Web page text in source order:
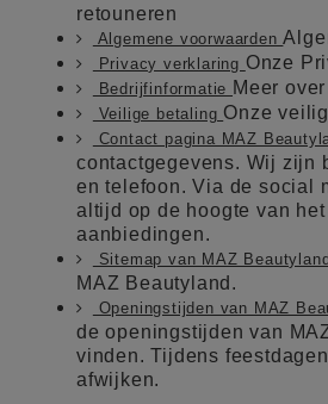
retouneren
Algemene voorwaarden
Privacy verklaring Onze
Bedrijfinformatie Meer
Veilige betaling Onze
Contact pagina MAZ
contactgegevens. Wij zijn
en telefoon. Via de social
altijd op de hoogte van
aanbiedingen.
Sitemap van MAZ
MAZ Beautyland.
Openingstijden van MAZ
de openingstijden van
vinden. Tijdens
afwijken.